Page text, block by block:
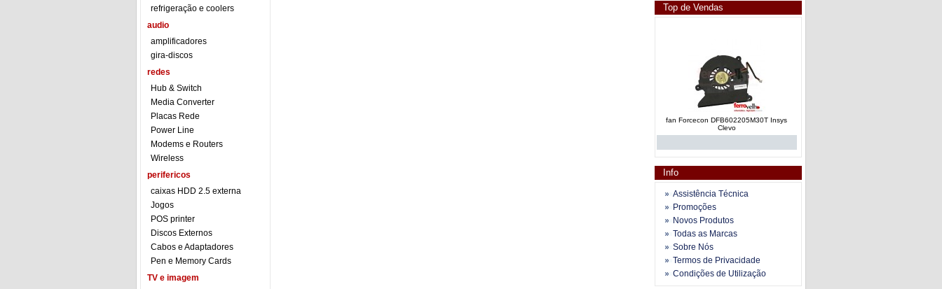
refrigeração e coolers
audio
amplificadores
gira-discos
redes
Hub & Switch
Media Converter
Placas Rede
Power Line
Modems e Routers
Wireless
perifericos
caixas HDD 2.5 externa
Jogos
POS printer
Discos Externos
Cabos e Adaptadores
Pen e Memory Cards
TV e imagem
Top de Vendas
Clevo
fan e dissipador calor AT019000110
Toshiba Satellite A200 series
Info
Assistência Técnica
Promoções
Novos Produtos
Todas as Marcas
Sobre Nós
Termos de Privacidade
Condições de Utilização